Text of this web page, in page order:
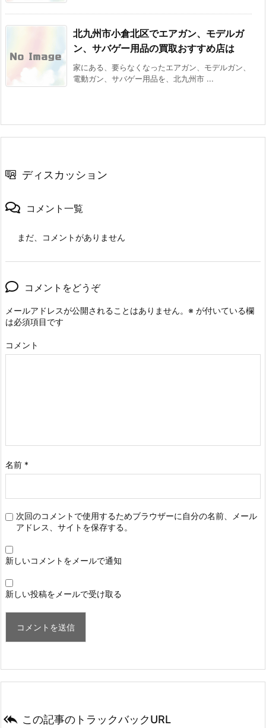
北九州市小倉北区でエアガン、モデルガ
ン、サバゲー用品の買取おすすめ店は
家にある、要らなくなったエアガン、モデルガン、
電動ガン、サバゲー用品を、北九州市 ...
ディスカッション
コメント一覧
まだ、コメントがありません
コメントをどうぞ
メールアドレスが公開されることはありません。 ※ が付いている欄
は必須項目です
コメント
名前 *
次回のコメントで使用するためブラウザーに自分の名前、メール
アドレス、サイトを保存する。
新しいコメントをメールで通知
新しい投稿をメールで受け取る
 この記事のトラックバックURL